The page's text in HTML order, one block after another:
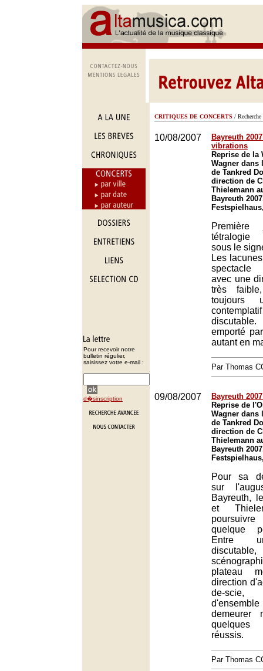
Pour recevoir notre
bulletin régulier,
saisissez votre e-mail :
d�sinscription
CRITIQUES DE CONCERTS / Recherche
10/08/2007
Bayreuth
vibrations
Reprise de la
Wagner dans
de Tankred
direction de
Thielemann
Bayreuth
Première
tétralogie
sous le
Les
spectacle
avec une
très
toujours
emporté
autant en
Par Thomas
09/08/2007
Bayreuth
Reprise de
Wagner dans
de Tankred
direction de
Thielemann
Bayreuth
Pour sa
sur
Bayreuth,
et
quelque
Entre
plateau
direction
de-scie,
demeurer
réussis.
Par Thomas